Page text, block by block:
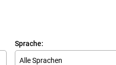
Sprache:
Alle Sprachen